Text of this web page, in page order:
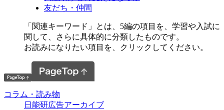
友だち・仲間
「関連キーワード」とは、5編の項目を、学習や入試に
関して、さらに具体的に分類したものです。
お読みになりたい項目を、クリックしてください。
コラム・読み物
日能研広告アーカイブ